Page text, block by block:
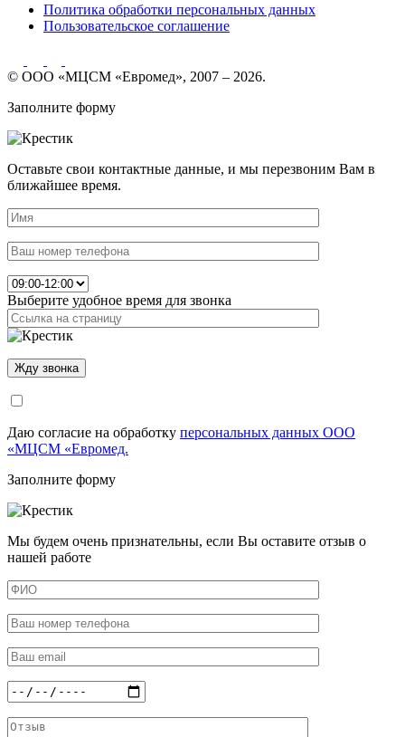
Политика обработки персональных данных
Пользовательское соглашение
© ООО «МЦСМ «Евромед», 2007 – 2026.
Заполните форму
Оставьте свои контактные данные, и мы перезвоним Вам в
ближайшее время.
Выберите удобное время для звонка
Даю согласие на обработку персональных данных ООО
«МЦСМ «Евромед.
Заполните форму
Мы будем очень признательны, если Вы оставите отзыв о
нашей работе